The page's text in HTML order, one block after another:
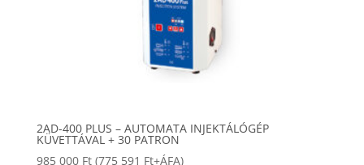
2AD-400 PLUS – AUTOMATA INJEKTÁLÓGÉP
KÜVETTÁVAL + 30 PATRON
985 000 Ft (775 591 Ft+ÁFA)